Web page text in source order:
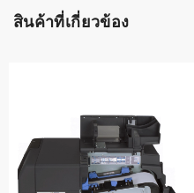
สินค้าที่เกี่ยวข้อง